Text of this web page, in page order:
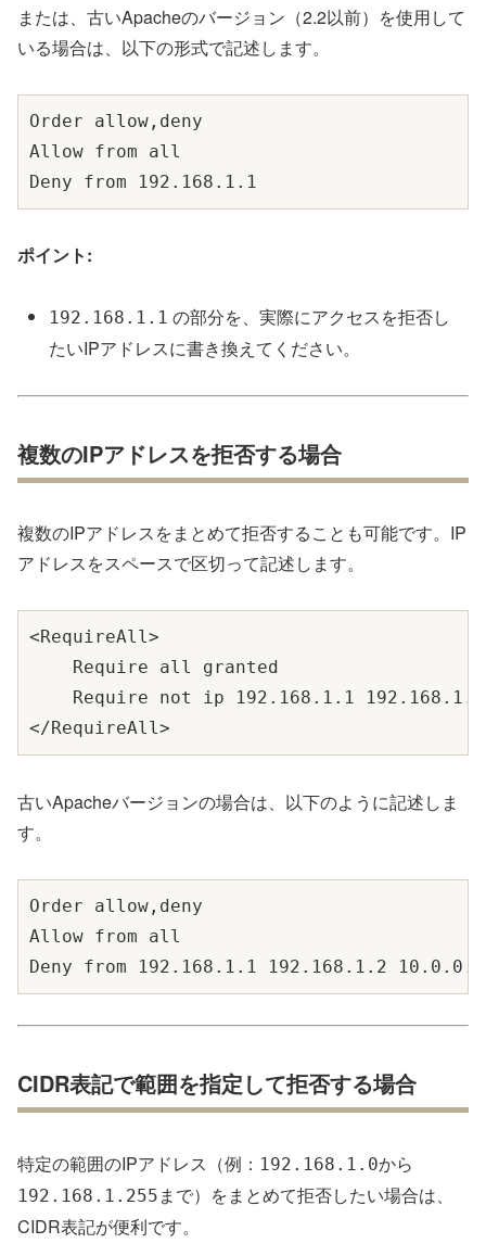
または、古いApacheのバージョン（2.2以前）を使用して
いる場合は、以下の形式で記述します。
Order allow,deny
Allow from all
ポイント:
192.168.1.1 の部分を、実際にアクセスを拒否し
たいIPアドレスに書き換えてください。
複数のIPアドレスを拒否する場合
複数のIPアドレスをまとめて拒否することも可能です。IP
アドレスをスペースで区切って記述します。
<RequireAll>
    Require all granted
Require not ip 192.168.1.1
古いApacheバージョンの場合は、以下のように記述しま
す。
Order allow,deny
Allow from all
CIDR表記で範囲を指定して拒否する場合
特定の範囲のIPアドレス（例： 192.168.1.0から
192.168.1.255 まで）をまとめて拒否したい場合は、
CIDR表記が便利です。